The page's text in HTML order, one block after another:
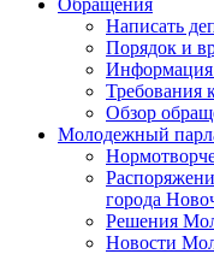
Написать
Порядок и
Требования
Обзор
Молодежный
города
Решения
Новости